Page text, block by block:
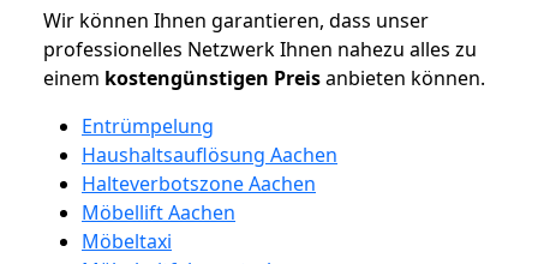
Wir können Ihnen garantieren, dass unser
professionelles Netzwerk Ihnen nahezu alles zu
einem kostengünstigen Preisanbieten können.
Entrümpelung
Haushaltsauflösung Aachen
Halteverbotszone Aachen
Möbellift Aachen
Möbeltaxi